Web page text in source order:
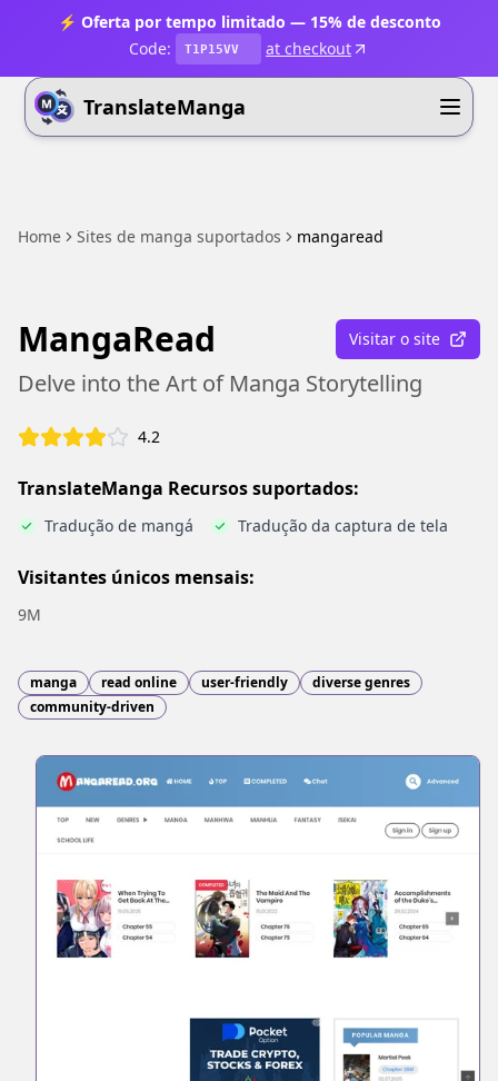
⚡ Oferta por tempo limitado — 15% de desconto
Code:
T1P15VV at checkout
TranslateManga
Home Sites de manga suportados mangaread
MangaRead Visitar o site
Delve into the Art of Manga Storytelling
4.2
TranslateManga Recursos suportados:
Tradução de mangá Tradução da captura de tela
Visitantes únicos mensais:
9M
manga read online user-friendly
diverse genres
community-driven